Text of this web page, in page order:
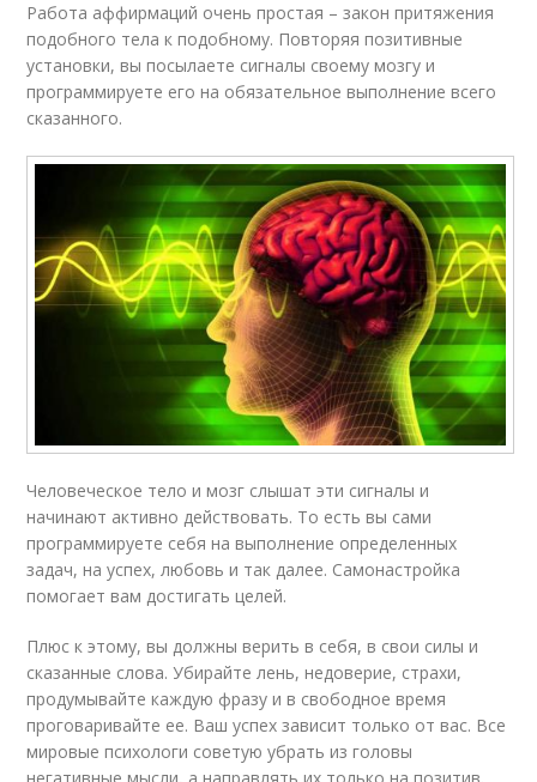
Работа аффирмаций очень простая – закон притяжения
подобного тела к подобному. Повторяя позитивные
установки, вы посылаете сигналы своему мозгу и
программируете его на обязательное выполнение всего
сказанного.
Человеческое тело и мозг слышат эти сигналы и
начинают активно действовать. То есть вы сами
программируете себя на выполнение определенных
задач, на успех, любовь и так далее. Самонастройка
помогает вам достигать целей.
Плюс к этому, вы должны верить в себя, в свои силы и
сказанные слова. Убирайте лень, недоверие, страхи,
продумывайте каждую фразу и в свободное время
проговаривайте ее. Ваш успех зависит только от вас. Все
мировые психологи советую убрать из головы